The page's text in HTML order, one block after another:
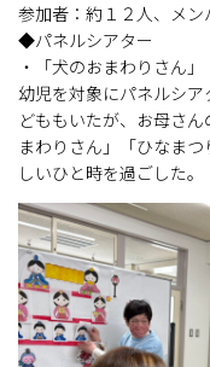
参加者：約１２人、メン
◆パネルシアター
・「犬のおまわりさん」
幼児を対象にパネルシ
どももいたが、お母さ
まわりさん」「ひなま
しいひと時を過ごした。